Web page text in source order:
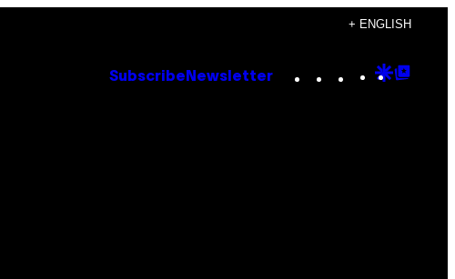
+ ENGLISH
Subscribe Newsletter Instagram
TikTok
YouTube
Google